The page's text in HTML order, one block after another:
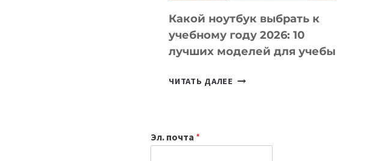
КОДА
Какой ноутбук выбрать к
учебному году 2026: 10
лучших моделей для учебы
ЧИТАТЬ ДАЛЕЕ КАКОЙ
Эл. почта *